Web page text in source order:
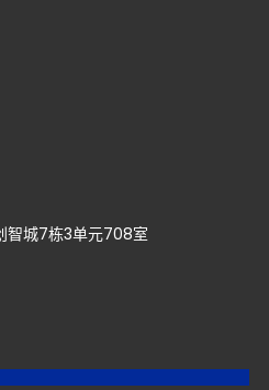
智城7栋3单元708室